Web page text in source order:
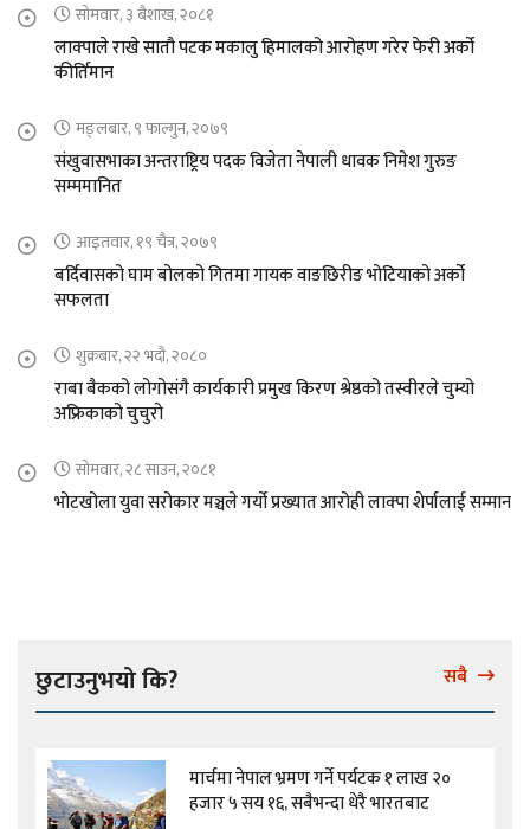
सोमवार, ३ बैशाख, २०८१
लाक्पाले राखे सातौ पटक मकालु हिमालको आरोहण गरेर फेरी अर्को
कीर्तिमान
मङ्लबार, ९ फाल्गुन, २०७९
संखुवासभाका अन्तराष्ट्रिय पदक विजेता नेपाली धावक निमेश गुरुङ
सम्ममानित
आइतवार, १९ चैत्र, २०७९
बर्दिवासको घाम बोलको गितमा गायक वाङछिरीङ भोटियाको अर्को
सफलता
शुक्रबार, २२ भदौ, २०८०
राबा बैकको लोगोसंगै कार्यकारी प्रमुख किरण श्रेष्ठको तस्वीरले चुम्यो
अफ्रिकाको चुचुरो
सोमवार, २८ साउन, २०८१
भोटखोला युवा सरोकार मञ्चले गर्यो प्रख्यात आरोही लाक्पा शेर्पालाई सम्मान
छुटाउनुभयो कि? सबै
मार्चमा नेपाल भ्रमण गर्ने पर्यटक १ लाख २०
हजार ५ सय १६, सबैभन्दा धेरै भारतबाट